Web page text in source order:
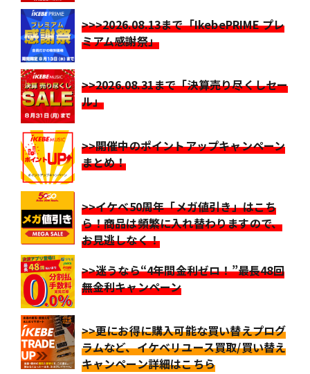
>>>2026.08.13まで「IkebePRIME プレ
ミアム感謝祭」
>>2026.08.31まで「決算売り尽くしセー
ル」
>>開催中のポイントアップキャンペーン
まとめ！
>>イケベ50周年「メガ値引き」はこち
ら！商品は頻繁に入れ替わりますので、
お見逃しなく！
>>迷うなら“4年間金利ゼロ！”最長48回
無金利キャンペーン
>>更にお得に購入可能な買い替えプログ
ラムなど、イケベリユース買取/買い替え
キャンペーン詳細はこちら